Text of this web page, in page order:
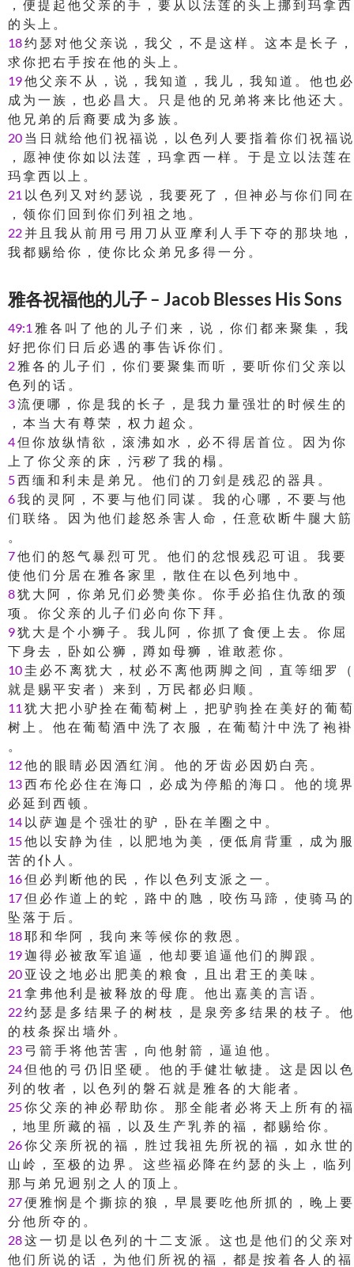
， 便 提 起 他 父 亲 的 手 ， 要 从 以 法 莲 的 头 上 挪 到 玛 拿 西
的 头 上 。
18约 瑟 对 他 父 亲 说 ， 我 父 ， 不 是 这 样 。 这 本 是 长 子 ，
求 你 把 右 手 按 在 他 的 头 上 。
19他 父 亲 不 从 ， 说 ， 我 知 道 ， 我 儿 ， 我 知 道 。 他 也 必
成 为 一 族 ， 也 必 昌 大 。 只 是 他 的 兄 弟 将 来 比 他 还 大 。
他 兄 弟 的 后 裔 要 成 为 多 族 。
20 当 日 就 给 他 们 祝 福 说 ， 以 色 列 人 要 指 着 你 们 祝 福 说
， 愿 神 使 你 如 以 法 莲 ， 玛 拿 西 一 样 。 于 是 立 以 法 莲 在
玛 拿 西 以 上 。
21 以 色 列 又 对 约 瑟 说 ， 我 要 死 了 ， 但 神 必 与 你 们 同 在
， 领 你 们 回 到 你 们 列 祖 之 地 。
22并 且 我 从 前 用 弓 用 刀 从 亚 摩 利 人 手 下 夺 的 那 块 地 ，
我 都 赐 给 你 ， 使 你 比 众 弟 兄 多 得 一 分 。
雅各祝福他的儿子 – Jacob Blesses His Sons
49:1 雅 各 叫 了 他 的 儿 子 们 来 ， 说 ， 你 们 都 来 聚 集 ， 我
好 把 你 们 日 后 必 遇 的 事 告 诉 你 们 。
2 雅 各 的 儿 子 们 ， 你 们 要 聚 集 而 听 ， 要 听 你 们 父 亲 以
色 列 的 话 。
3流 便 哪 ， 你 是 我 的 长 子 ， 是 我 力 量 强 壮 的 时 候 生 的
， 本 当 大 有 尊 荣 ， 权 力 超 众 。
4但 你 放 纵 情 欲 ， 滚 沸 如 水 ， 必 不 得 居 首 位 。 因 为 你
上 了 你 父 亲 的 床 ， 污 秽 了 我 的 榻 。
5西 缅 和 利 未 是 弟 兄 。 他 们 的 刀 剑 是 残 忍 的 器 具 。
6我 的 灵 阿 ， 不 要 与 他 们 同 谋 。 我 的 心 哪 ， 不 要 与 他
们 联 络 。 因 为 他 们 趁 怒 杀 害 人 命 ， 任 意 砍 断 牛 腿 大 筋
。
7他 们 的 怒 气 暴 烈 可 咒 。 他 们 的 忿 恨 残 忍 可 诅 。 我 要
使 他 们 分 居 在 雅 各 家 里 ， 散 住 在 以 色 列 地 中 。
8犹 大 阿 ， 你 弟 兄 们 必 赞 美 你 。 你 手 必 掐 住 仇 敌 的 颈
项 。 你 父 亲 的 儿 子 们 必 向 你 下 拜 。
9犹 大 是 个 小 狮 子 。 我 儿 阿 ， 你 抓 了 食 便 上 去 。 你 屈
下 身 去 ， 卧 如 公 狮 ， 蹲 如 母 狮 ， 谁 敢 惹 你 。
10圭 必 不 离 犹 大 ， 杖 必 不 离 他 两 脚 之 间 ， 直 等 细 罗 （
就 是 赐 平 安 者 ） 来 到 ， 万 民 都 必 归 顺 。
11 犹 大 把 小 驴 拴 在 葡 萄 树 上 ， 把 驴 驹 拴 在 美 好 的 葡 萄
树 上 。 他 在 葡 萄 酒 中 洗 了 衣 服 ， 在 葡 萄 汁 中 洗 了 袍 褂
。
12他 的 眼 睛 必 因 酒 红 润 。 他 的 牙 齿 必 因 奶 白 亮 。
13西 布 伦 必 住 在 海 口 ， 必 成 为 停 船 的 海 口 。 他 的 境 界
必 延 到 西 顿 。
14 以 萨 迦 是 个 强 壮 的 驴 ， 卧 在 羊 圈 之 中 。
15他 以 安 静 为 佳 ， 以 肥 地 为 美 ， 便 低 肩 背 重 ， 成 为 服
苦 的 仆 人 。
16但 必 判 断 他 的 民 ， 作 以 色 列 支 派 之 一 。
17但 必 作 道 上 的 蛇 ， 路 中 的 虺 ， 咬 伤 马 蹄 ， 使 骑 马 的
坠 落 于 后 。
18耶 和 华 阿 ， 我 向 来 等 候 你 的 救 恩 。
19迦 得 必 被 敌 军 追 逼 ， 他 却 要 追 逼 他 们 的 脚 跟 。
20 亚 设 之 地 必 出 肥 美 的 粮 食 ， 且 出 君 王 的 美 味 。
21 拿 弗 他 利 是 被 释 放 的 母 鹿 。 他 出 嘉 美 的 言 语 。
22约 瑟 是 多 结 果 子 的 树 枝 ， 是 泉 旁 多 结 果 的 枝 子 。 他
的 枝 条 探 出 墙 外 。
23 弓 箭 手 将 他 苦 害 ， 向 他 射 箭 ， 逼 迫 他 。
24但 他 的 弓 仍 旧 坚 硬 。 他 的 手 健 壮 敏 捷 。 这 是 因 以 色
列 的 牧 者 ， 以 色 列 的 磐 石 就 是 雅 各 的 大 能 者 。
25你 父 亲 的 神 必 帮 助 你 。 那 全 能 者 必 将 天 上 所 有 的 福
， 地 里 所 藏 的 福 ， 以 及 生 产 乳 养 的 福 ， 都 赐 给 你 。
26你 父 亲 所 祝 的 福 ， 胜 过 我 祖 先 所 祝 的 福 ， 如 永 世 的
山 岭 ， 至 极 的 边 界 。 这 些 福 必 降 在 约 瑟 的 头 上 ， 临 列
那 与 弟 兄 迥 别 之 人 的 顶 上 。
27便 雅 悯 是 个 撕 掠 的 狼 ， 早 晨 要 吃 他 所 抓 的 ， 晚 上 要
分 他 所 夺 的 。
28这 一 切 是 以 色 列 的 十 二 支 派 。 这 也 是 他 们 的 父 亲 对
他 们 所 说 的 话 ， 为 他 们 所 祝 的 福 ， 都 是 按 着 各 人 的 福